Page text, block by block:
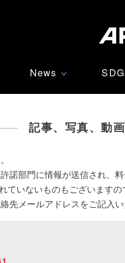
News ∨
記事、写真、動
諾部門に情報が送信され、
ていないものもございますの
先メールアドレスをご記入